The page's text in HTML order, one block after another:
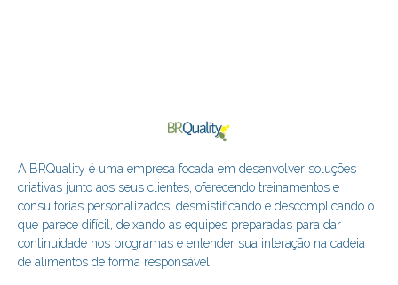
A BRQuality é uma empresa focada em desenvolver soluções
criativas junto aos seus clientes, oferecendo treinamentos e
consultorias personalizados, desmistificando e descomplicando o
que parece difícil, deixando as equipes preparadas para dar
continuidade nos programas e entender sua interação na cadeia
de alimentos de forma responsável.